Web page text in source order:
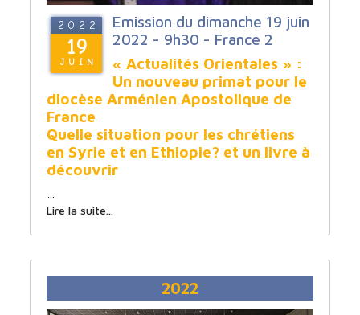
2022
19
JUIN
Emission du dimanche 19 juin
2022 - 9h30 - France 2
« Actualités Orientales » :
Un nouveau primat pour le
diocèse Arménien Apostolique de
France
Quelle situation pour les chrétiens
en Syrie et en Ethiopie? et un livre à
découvrir
Lire la suite...
2022